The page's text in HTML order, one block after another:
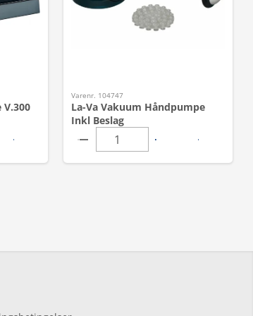
Varenr. 104747
La-Va Vakuum Håndpumpe
Inkl Beslag